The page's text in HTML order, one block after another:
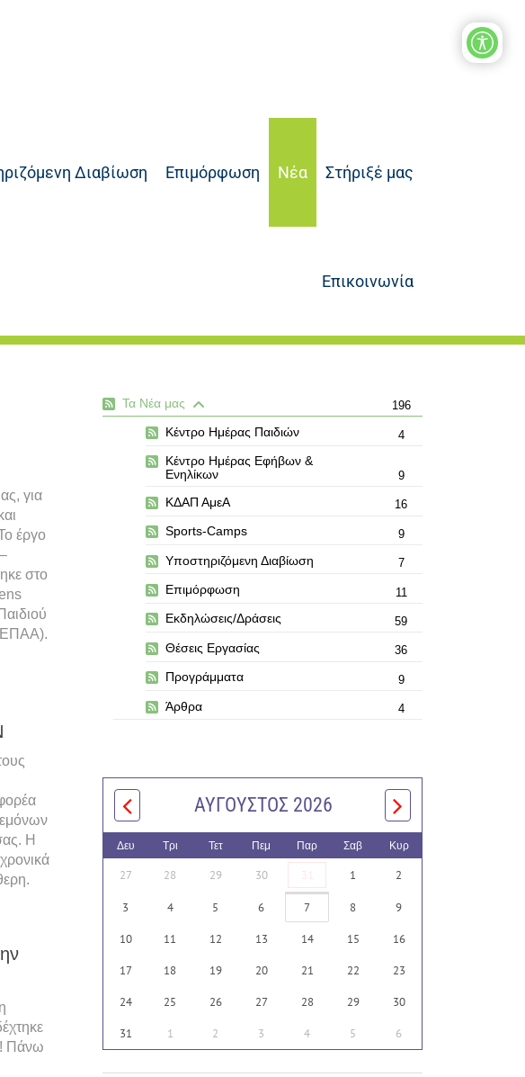
Διαβίωση Επιμόρφωση Νέα Στήριξέ μας
Επικοινωνία
για
έργο
στο
Η
Πάνω
Τα Νέα μας 196
Κέντρο Ημέρας Παιδιών 4
Κέντρο Ημέρας Εφήβων &
Ενηλίκων
9
ΚΔΑΠ ΑμεΑ 16
Sports-Camps 9
Υποστηριζόμενη Διαβίωση 7
Επιμόρφωση 11
Εκδηλώσεις/Δράσεις 59
Θέσεις Εργασίας 36
Προγράμματα 9
Άρθρα 4
ΑΎΓΟΥΣΤΟΣ 2026
Δευ Τρι Τετ Πεμ Παρ Σαβ Κυρ
27 28 29 30 31 1 2
3 4 5 6 7 8 9
10 11 12 13 14 15 16
17 18 19 20 21 22 23
24 25 26 27 28 29 30
31 1 2 3 4 5 6